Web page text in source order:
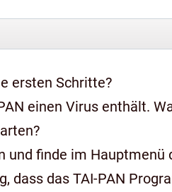
ersten Schritte?
einen Virus enthält.
und finde im
dass das TAI-PAN